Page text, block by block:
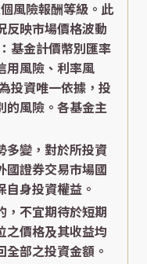
風險報酬等級。此
反映市場價格波動
基金計價幣別匯率
用風險、利率風
投資唯一依據，投
的風險。各基金主
多變，對於所投資
國證券交易市場國
自身投資權益。
，不宜期待於短期
之價格及其收益均
全部之投資金額。